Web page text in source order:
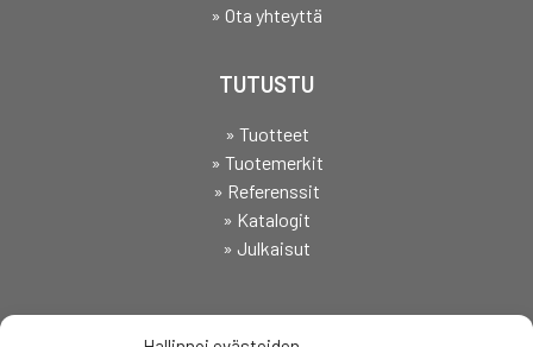
» Ota yhteyttä
TUTUSTU
» Tuotteet
» Tuotemerkit
» Referenssit
» Katalogit
» Julkaisut
SEURAA